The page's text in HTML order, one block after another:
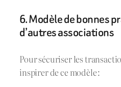
6. Modèle de bonnes
d’autres associations
Pour sécuriser les
inspirer de ce modèle :